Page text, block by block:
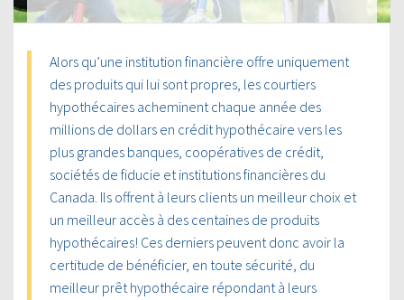
Alors qu’une institution financière offre uniquement
des produits qui lui sont propres, les courtiers
hypothécaires acheminent chaque année des
millions de dollars en crédit hypothécaire vers les
plus grandes banques, coopératives de crédit,
sociétés de fiducie et institutions financières du
Canada. Ils offrent à leurs clients un meilleur choix et
un meilleur accès à des centaines de produits
hypothécaires! Ces derniers peuvent donc avoir la
certitude de bénéficier, en toute sécurité, du
meilleur prêt hypothécaire répondant à leurs